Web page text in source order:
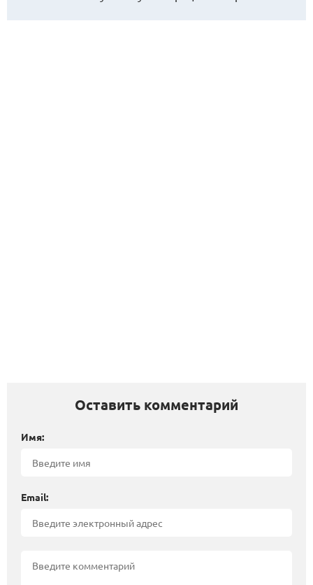
Оставить комментарий
Имя:
Email: